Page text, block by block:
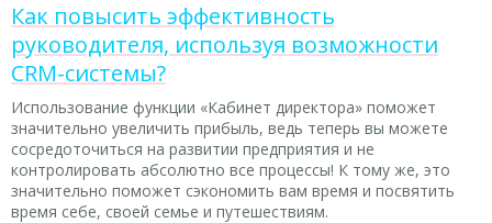
Как повысить эффективность
руководителя, используя возможности
CRM-системы?
Использование функции «Кабинет директора» поможет
значительно увеличить прибыль, ведь теперь вы можете
сосредоточиться на развитии предприятия и не
контролировать абсолютно все процессы! К тому же, это
значительно поможет сэкономить вам время и посвятить
время себе, своей семье и путешествиям.